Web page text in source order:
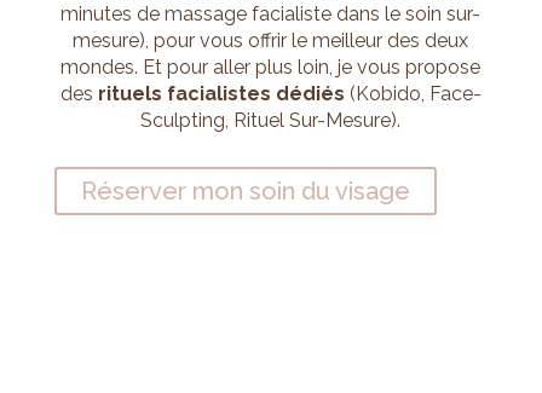
minutes de massage facialiste dans le soin sur-
mesure), pour vous offrir le meilleur des deux
mondes. Et pour aller plus loin, je vous propose
des rituels facialistes dédiés (Kobido, Face-
Sculpting, Rituel Sur-Mesure).
Réserver mon soin du visage